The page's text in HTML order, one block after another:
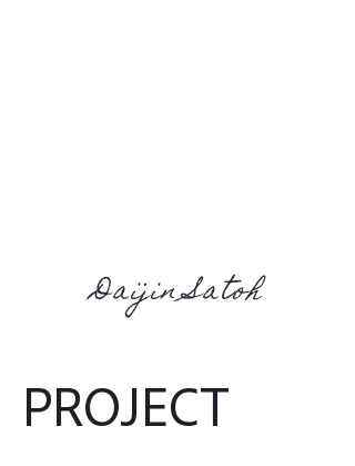
​Daijin Satoh
PROJECT